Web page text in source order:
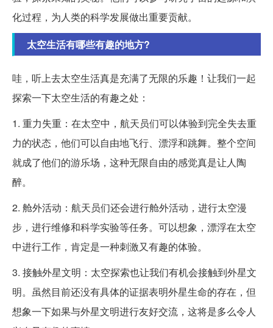
化过程，为人类的科学发展做出重要贡献。
太空生活有哪些有趣的地方?
哇，听上去太空生活真是充满了无限的乐趣！让我们一起
探索一下太空生活的有趣之处：
1. 重力失重：在太空中，航天员们可以体验到完全失去重
力的状态，他们可以自由地飞行、漂浮和跳舞。整个空间
就成了他们的游乐场，这种无限自由的感觉真是让人陶
醉。
2. 舱外活动：航天员们还会进行舱外活动，进行太空漫
步，进行维修和科学实验等任务。可以想象，漂浮在太空
中进行工作，肯定是一种刺激又有趣的体验。
3. 接触外星文明：太空探索也让我们有机会接触到外星文
明。虽然目前还没有具体的证据表明外星生命的存在，但
想象一下如果与外星文明进行友好交流，这将是多么令人